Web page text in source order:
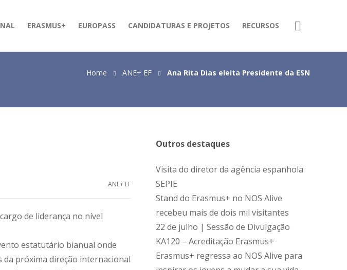
ERASMUS+ EUROPASS CANDIDATURAS E PROJETOS RECURSOS
Home ANE+ EF Ana Rita Dias eleita Presidente da ESN
ANE+ EF
de liderança no nível
estatutário bianual onde
da próxima direção internacional
Outros destaques
Visita do diretor da agência espanhola
SEPIE
Stand do Erasmus+ no NOS Alive
recebeu mais de dois mil visitantes
22 de julho | Sessão de Divulgação
KA120 – Acreditação Erasmus+
Erasmus+ regressa ao NOS Alive para